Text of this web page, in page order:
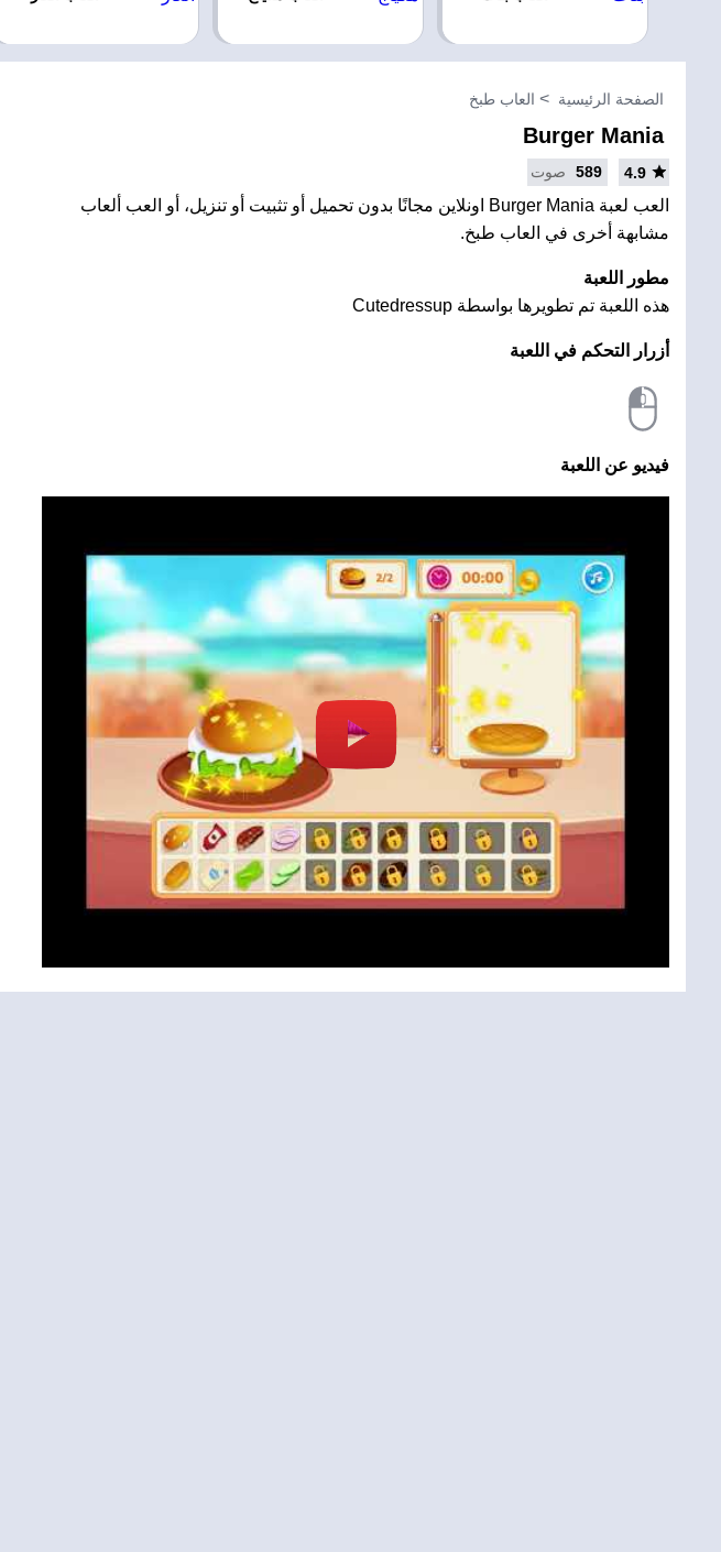
الصفحة الرئيسية العاب طبخ
Burger Mania
4.9
589 صوت
العب لعبة Burger Mania اونلاين مجانًا بدون تحميل أو تثبيت أو تنزيل، أو العب ألعاب
مشابهة أخرى في العاب طبخ.
مطور اللعبة
هذه اللعبة تم تطويرها بواسطة Cutedressup
أزرار التحكم في اللعبة
فيديو عن اللعبة